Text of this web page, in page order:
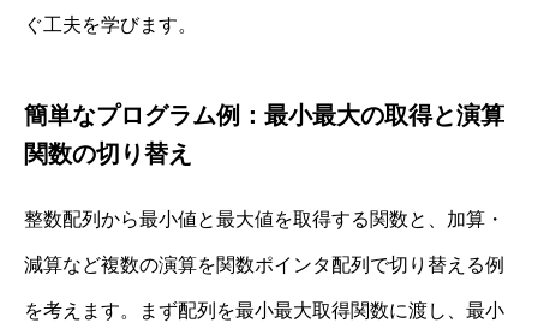
ぐ工夫を学びます。
簡単なプログラム例：最小最大の取得と演算
関数の切り替え
整数配列から最小値と最大値を取得する関数と、加算・
減算など複数の演算を関数ポインタ配列で切り替える例
を考えます。まず配列を最小最大取得関数に渡し、最小